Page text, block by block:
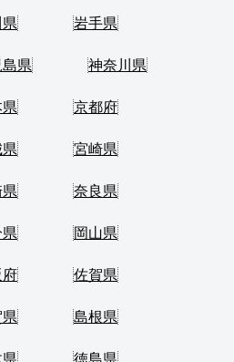
岩手県
島県 神奈川県
京都府
宮崎県
奈良県
岡山県
府 佐賀県
島根県
徳島県